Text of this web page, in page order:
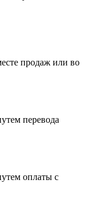
продаж или во
перевода
оплаты с